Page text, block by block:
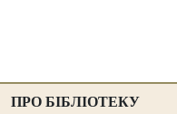
ПРО БІБЛІОТЕКУ